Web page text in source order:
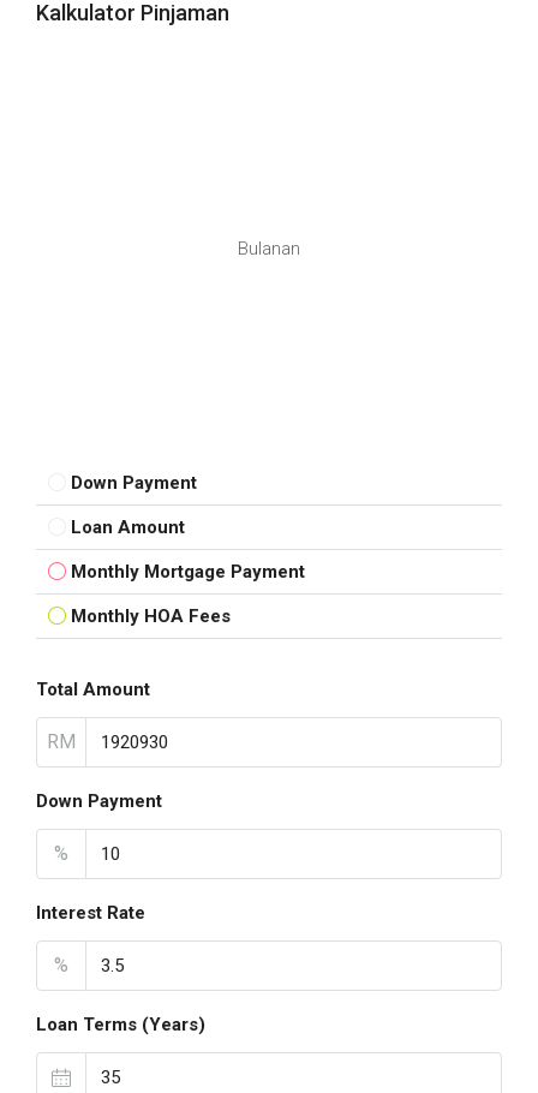
Kalkulator Pinjaman
Bulanan
Down Payment
Loan Amount
Monthly Mortgage Payment
Monthly HOA Fees
Total Amount
RM
Down Payment
%
Interest Rate
%
Loan Terms (Years)